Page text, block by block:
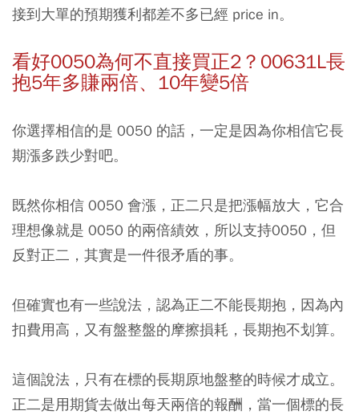
接到大單的預期獲利都差不多已經 price in。
看好0050為何不直接買正2？00631L長
抱5年多賺兩倍、10年變5倍
你選擇相信的是 0050 的話，一定是因為你相信它長
期漲多跌少對吧。
既然你相信 0050 會漲，正二只是把漲幅放大，它合
理想像就是 0050 的兩倍績效，所以支持0050，但
反對正二，其實是一件很矛盾的事。
但確實也有一些說法，認為正二不能長期抱，因為內
扣費用高，又有盤整盤的摩擦損耗，長期抱不划算。
這個說法，只有在標的長期原地盤整的時候才成立。
正二是用期貨去做出每天兩倍的報酬，當一個標的長